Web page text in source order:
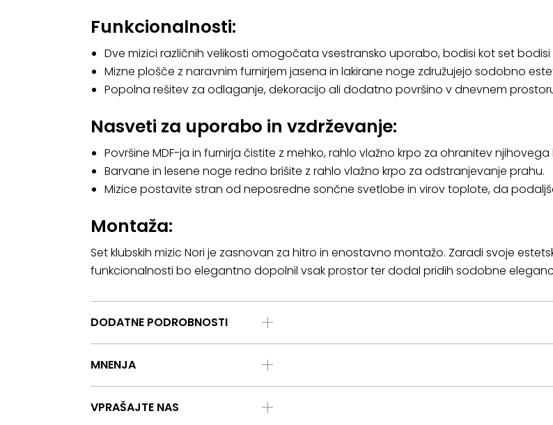
Funkcionalnosti:
Dve mizici različnih velikosti omogočata vsestransko uporabo, bodisi kot set
Mizne plošče z naravnim furnirjem jasena in lakirane noge združujejo sodobno
Popolna rešitev za odlaganje, dekoracijo ali dodatno površino v dnevnem
Nasveti za uporabo in vzdrževanje:
Površine MDF-ja in furnirja čistite z mehko, rahlo vlažno krpo za ohranitev
Barvane in lesene noge redno brišite z rahlo vlažno krpo za odstranjevanje prahu.
Mizice postavite stran od neposredne sončne svetlobe in virov toplote, da
Montaža:
Set klubskih mizic Nori je zasnovan za hitro in enostavno montažo. Zaradi svoje
funkcionalnosti bo elegantno dopolnil vsak prostor ter dodal pridih sodobne
DODATNE PODROBNOSTI
MNENJA
VPRAŠAJTE NAS